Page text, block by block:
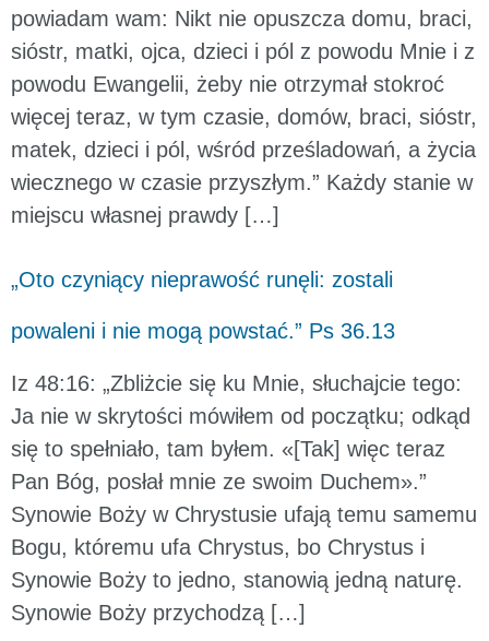
powiadam wam: Nikt nie opuszcza domu, braci,
sióstr, matki, ojca, dzieci i pól z powodu Mnie i z
powodu Ewangelii, żeby nie otrzymał stokroć
więcej teraz, w tym czasie, domów, braci, sióstr,
matek, dzieci i pól, wśród prześladowań, a życia
wiecznego w czasie przyszłym.” Każdy stanie w
miejscu własnej prawdy […]
„Oto czyniący nieprawość runęli: zostali
powaleni i nie mogą powstać.” Ps 36.13
Iz 48:16: „Zbliżcie się ku Mnie, słuchajcie tego:
Ja nie w skrytości mówiłem od początku; odkąd
się to spełniało, tam byłem. «[Tak] więc teraz
Pan Bóg, posłał mnie ze swoim Duchem».”
Synowie Boży w Chrystusie ufają temu samemu
Bogu, któremu ufa Chrystus, bo Chrystus i
Synowie Boży to jedno, stanowią jedną naturę.
Synowie Boży przychodzą […]